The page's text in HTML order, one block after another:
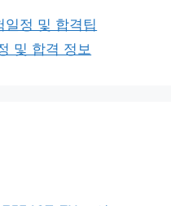
정 및 합격팁
및 합격 정보